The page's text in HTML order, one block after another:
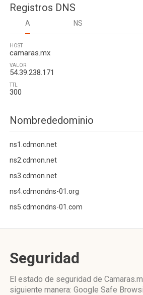
Registros DNS
A NS
HOST
camaras.mx
VALOR
54.39.238.171
TTL
300
Nombrededominio
ns1.cdmon.net
ns2.cdmon.net
ns3.cdmon.net
ns4.cdmondns-01.org
ns5.cdmondns-01.com
Seguridad
El estado de seguridad de
siguiente manera: Google Safe